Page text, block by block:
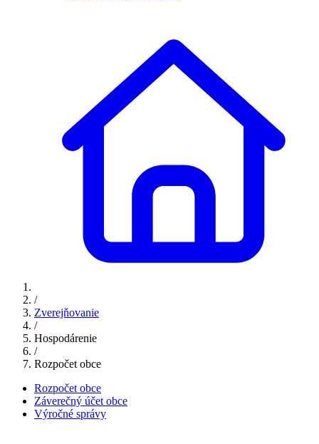
/
Zverejňovanie
/
Hospodárenie
/
Rozpočet obce
Rozpočet obce
Záverečný účet obce
Výročné správy